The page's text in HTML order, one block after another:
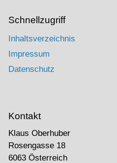
Schnellzugriff
Inhaltsverzeichnis
Impressum
Datenschutz
Kontakt
Klaus Oberhuber
Rosengasse 18
6063 Österreich